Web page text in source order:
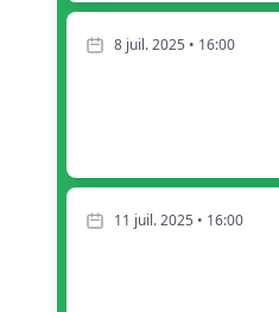
8 juil. 2025 • 16:00
11 juil. 2025 • 16:00